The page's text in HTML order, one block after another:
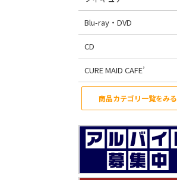
Blu-ray・DVD
CD
CURE MAID CAFE’
商品カテゴリ一覧をみる